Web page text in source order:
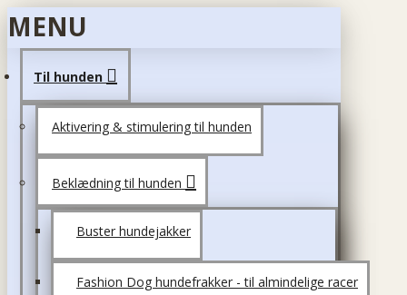
MENU
Til hunden
Aktivering & stimulering til hunden
Beklædning til hunden
Buster hundejakker
Fashion Dog hundefrakker - til almindelige racer